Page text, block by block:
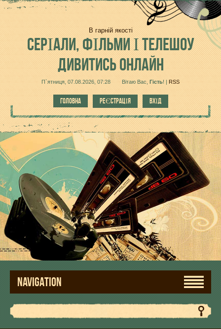
В гарній якості
СЕРІАЛИ,ФІЛЬМИ І ТЕЛЕШОУ
ДИВИТИСЬ ОНЛАЙН
П`ятниця, 07.08.2026, 07:28 Вітаю Вас Гість! |RSS
ГОЛОВНА РЕЄСТРАЦІЯ ВХІД
NAVIGATION